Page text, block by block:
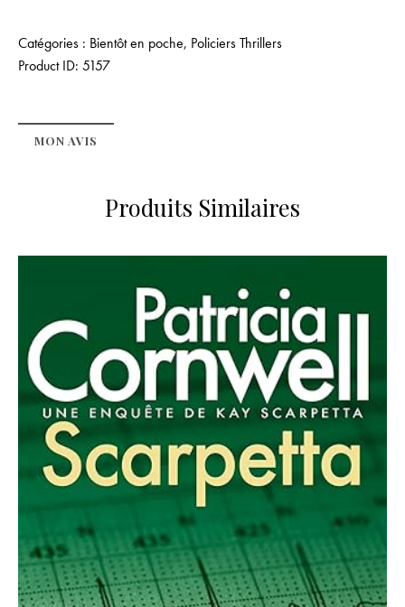
Catégories : Bientôt en poche, Policiers Thrillers
Product ID: 5157
MON AVIS
Produits Similaires